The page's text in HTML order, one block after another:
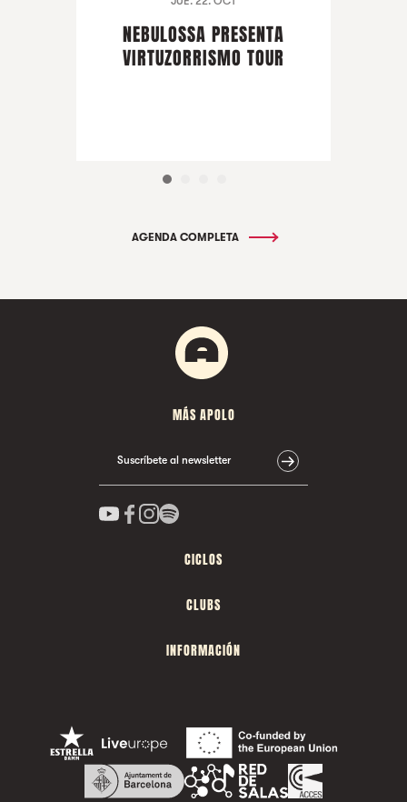
NEBULOSSA PRESENTA
VIRTUZORRISMO TOUR
AGENDA COMPLETA
MÁS APOLO
Suscríbete al newsletter
CICLOS
CLUBS
INFORMACIÓN